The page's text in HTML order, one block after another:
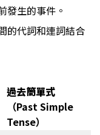
發生的事件。
的代詞和連詞結合
過去簡單式
（Past Simple
Tense）